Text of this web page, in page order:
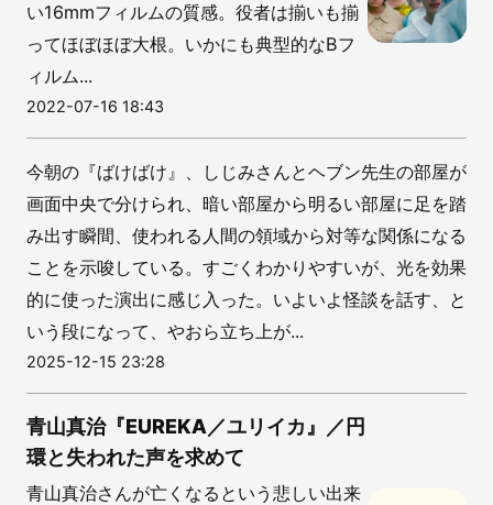
い16mmフィルムの質感。役者は揃いも揃
ってほぼほぼ大根。いかにも典型的なBフ
ィルム...
2022-07-16 18:43
今朝の『ばけばけ』、しじみさんとヘブン先生の部屋が
画面中央で分けられ、暗い部屋から明るい部屋に足を踏
み出す瞬間、使われる人間の領域から対等な関係になる
ことを示唆している。すごくわかりやすいが、光を効果
的に使った演出に感じ入った。いよいよ怪談を話す、と
いう段になって、やおら立ち上が...
2025-12-15 23:28
青山真治『EUREKA／ユリイカ』／円
環と失われた声を求めて
青山真治さんが亡くなるという悲しい出来